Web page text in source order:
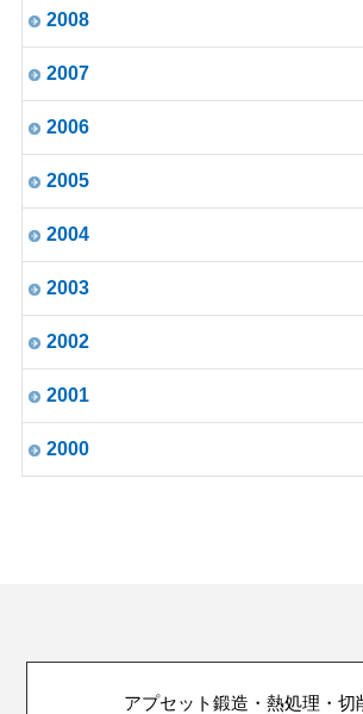
2008
2007
2006
2005
2004
2003
2002
2001
2000
アプセット鍛造・熱処理・切